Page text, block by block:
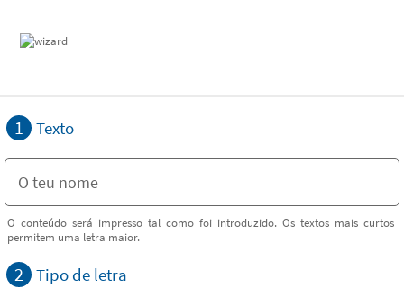
1 Texto
O conteúdo será impresso tal como foi introduzido. Os textos mais curtos
permitem uma letra maior.
2 Tipo de letra